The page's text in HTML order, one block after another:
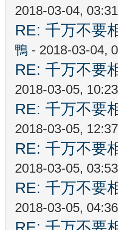
2018-03-04,
RE: 千万不要
鴨 - 2018-03-04,
RE: 千万不要
2018-03-05,
RE: 千万不要
2018-03-05,
RE: 千万不要
2018-03-05,
RE: 千万不要
2018-03-05,